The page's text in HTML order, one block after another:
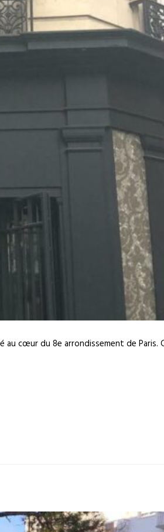
au cœur du 8e arrondissement de Paris.